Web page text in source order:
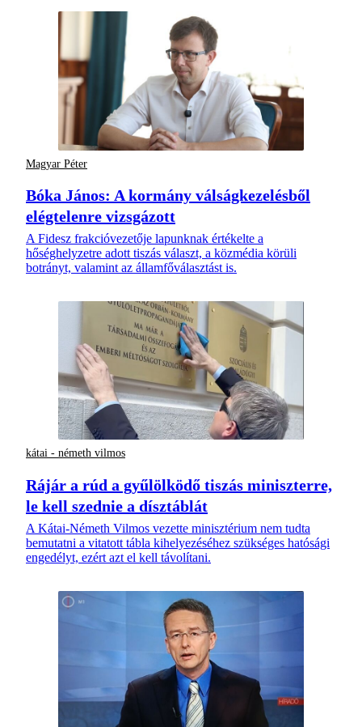
Magyar Péter
Bóka János: A kormány válságkezelésből
elégtelenre vizsgázott
A Fidesz frakcióvezetője lapunknak értékelte a
hőséghelyzetre adott tiszás választ, a közmédia körüli
botrányt, valamint az államfőválasztást is.
kátai - németh vilmos
Rájár a rúd a gyűlölködő tiszás miniszterre,
le kell szednie a dísztáblát
A Kátai-Németh Vilmos vezette minisztérium nem tudta
bemutatni a vitatott tábla kihelyezéséhez szükséges hatósági
engedélyt, ezért azt el kell távolítani.